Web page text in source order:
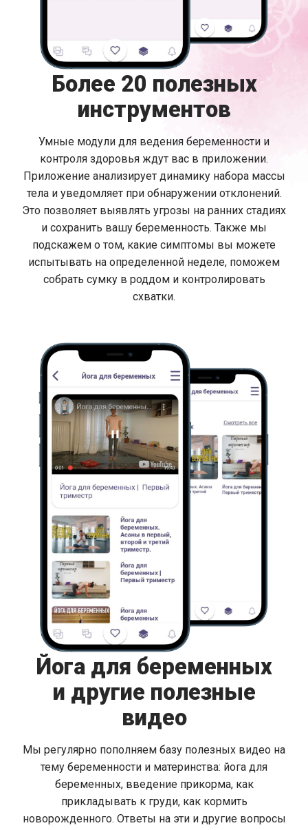
Более 20 полезных
инструментов
Умные модули для ведения беременности и
контроля здоровья ждут вас в приложении.
Приложение анализирует динамику набора массы
тела и уведомляет при обнаружении отклонений.
Это позволяет выявлять угрозы на ранних стадиях
и сохранить вашу беременность. Также мы
подскажем о том, какие симптомы вы можете
испытывать на определенной неделе, поможем
собрать сумку в роддом и контролировать
схватки.
Йога для беременных
и другие полезные
видео
Мы регулярно пополняем базу полезных видео на
тему беременности и материнства: йога для
беременных, введение прикорма, как
прикладывать к груди, как кормить
новорожденного. Ответы на эти и другие вопросы